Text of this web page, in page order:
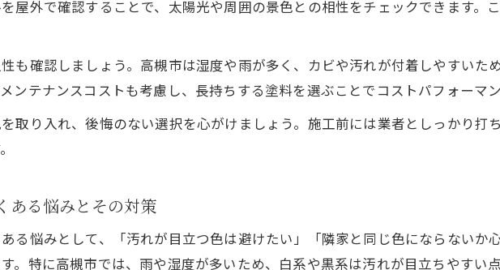
屋外で確認することで、太陽光や周囲の景色との相性をチェックできます。
も確認しましょう。高槻市は湿度や雨が多く、カビや汚れが付着しやすいた
ンテナンスコストも考慮し、長持ちする塗料を選ぶことでコストパフォーマ
取り入れ、後悔のない選択を心がけましょう。施工前には業者としっかり打
ある悩みとその対策
る悩みとして、「汚れが目立つ色は避けたい」「隣家と同じ色にならないか
。特に高槻市では、雨や湿度が多いため、白系や黒系は汚れが目立ちやすい